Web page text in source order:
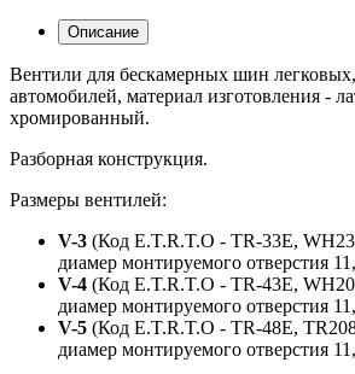
Описание
Вентили для бескамерных шин
автомобилей, материал изготовления -
хромированный.
Разборная конструкция.
Размеры вентилей:
V-3 (Код E.T.R.T.O - TR-33E,
диамер монтируемого отверстия
V-4 (Код E.T.R.T.O - TR-43E,
диамер монтируемого отверстия
V-5 (Код E.T.R.T.O - TR-48E,
диамер монтируемого отверстия